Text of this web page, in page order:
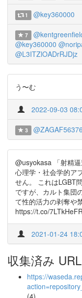
1 @key360000
7
@key360000
@L3ITZlOADrRJDjz
う〜む
2022-09-03
3 @ZAGAF56376
@usyokasa 「射精
心理学・社会学的ア
せん。 これはLGBT
ですが、カルト集団
て性的活力の剥奪や
https://t.co/
2021-01-24
収集済み
https://
(4)